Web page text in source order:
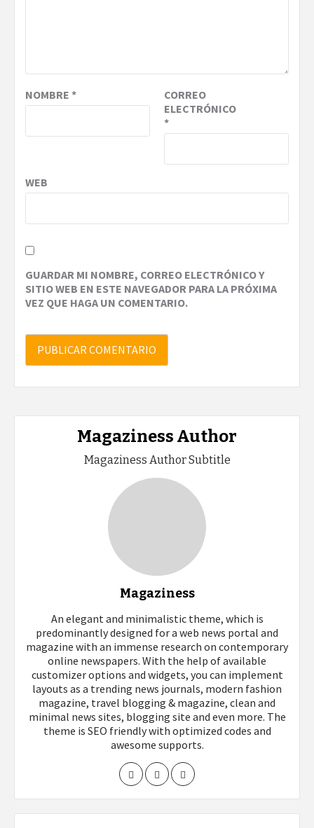
NOMBRE *
CORREO
ELECTRÓNICO
*
WEB
GUARDAR MI NOMBRE, CORREO ELECTRÓNICO Y
SITIO WEB EN ESTE NAVEGADOR PARA LA PRÓXIMA
VEZ QUE HAGA UN COMENTARIO.
Magaziness Author
Magaziness Author Subtitle
Magaziness
An elegant and minimalistic theme, which is
predominantly designed for a web news portal and
magazine with an immense research on contemporary
online newspapers. With the help of available
customizer options and widgets, you can implement
layouts as a trending news journals, modern fashion
magazine, travel blogging & magazine, clean and
minimal news sites, blogging site and even more. The
theme is SEO friendly with optimized codes and
awesome supports.